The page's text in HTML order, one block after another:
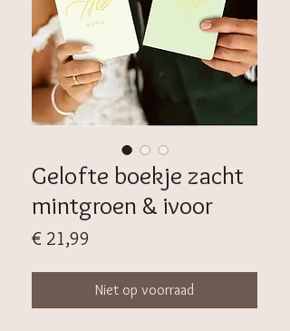
Gelofte boekje zacht
mintgroen & ivoor
€ 21,99
Niet op voorraad